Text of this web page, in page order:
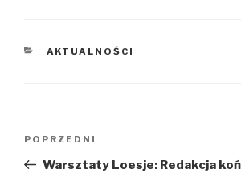
KATEGORIE
AKTUALNOŚCI
Poprzedni
wpis
POPRZEDNI
Warsztaty Loesje: Redakcja